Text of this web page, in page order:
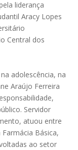
liderança
Aracy Lopes
Central dos
adolescência, na
Araújo Ferreira
Servidor
atuou entre
Básica,
ao setor